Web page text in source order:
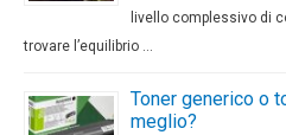
livello complessivo di
trovare l’equilibrio …
Toner generico o
meglio?